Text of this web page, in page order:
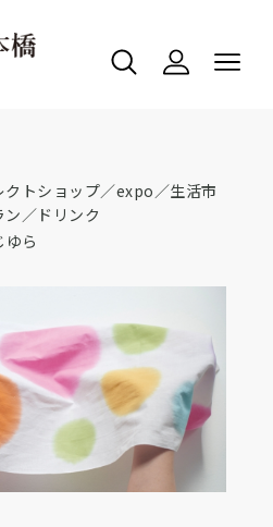
トショップ／expo／生活市
／ドリンク
ら